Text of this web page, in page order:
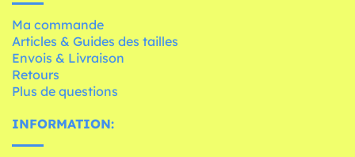
Ma commande
Articles & Guides des tailles
Envois & Livraison
Retours
Plus de questions
INFORMATION: